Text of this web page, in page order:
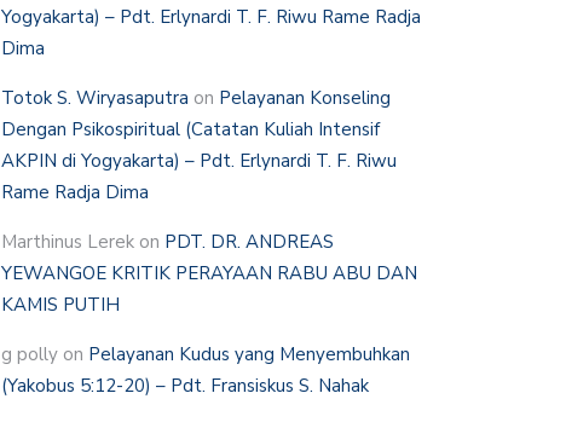
Yogyakarta) – Pdt. Erlynardi T. F. Riwu Rame Radja
Dima
Totok S. Wiryasaputra on Pelayanan Konseling
Dengan Psikospiritual (Catatan Kuliah Intensif
AKPIN di Yogyakarta) – Pdt. Erlynardi T. F. Riwu
Rame Radja Dima
Marthinus Lerek on PDT. DR. ANDREAS
YEWANGOE KRITIK PERAYAAN RABU ABU DAN
KAMIS PUTIH
g polly on Pelayanan Kudus yang Menyembuhkan
(Yakobus 5:12-20) – Pdt. Fransiskus S. Nahak